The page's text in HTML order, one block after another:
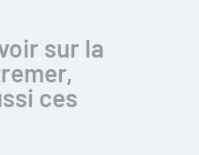
sur la
ces